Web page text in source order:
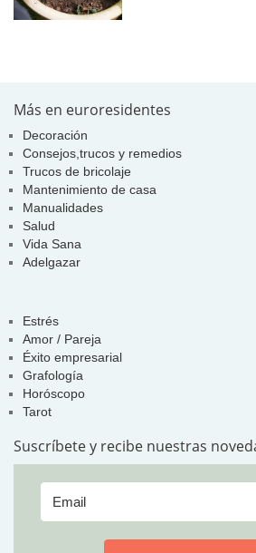
Más en euroresidentes
Decoración
Consejos,trucos y remedios
Trucos de bricolaje
Mantenimiento de casa
Manualidades
Salud
Vida Sana
Adelgazar
Estrés
Amor / Pareja
Éxito empresarial
Grafología
Horóscopo
Tarot
Suscríbete y recibe nuestras